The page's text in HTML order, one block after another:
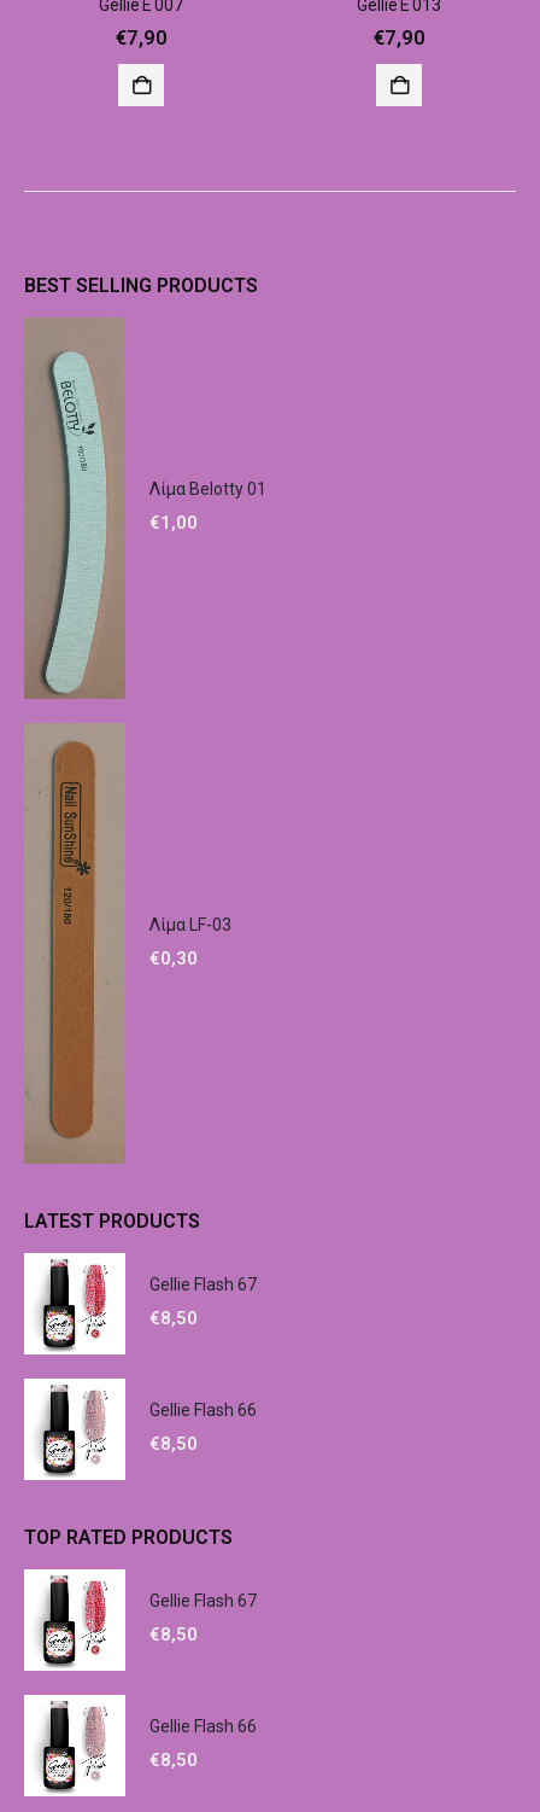
Gellie E 007
€7,90
Gellie E 013
€7,90
BEST SELLING PRODUCTS
Λίμα Belotty 01
€1,00
Λίμα LF-03
€0,30
LATEST PRODUCTS
Gellie Flash 67
€8,50
Gellie Flash 66
€8,50
TOP RATED PRODUCTS
Gellie Flash 67
€8,50
Gellie Flash 66
€8,50